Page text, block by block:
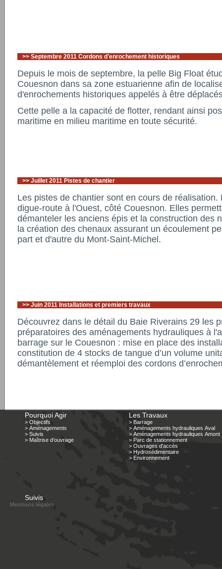
>> Septembre 2011 Cordons d'enrochement historiques
Depuis le mois de septembre, la pelle Big Float
Couesnon dans sa zone estuarienne afin de
d'enrochements historiques appelés à être
Cette pelle a la capacité de flotter, rendant ainsi
maritime en milieu maritime en toute sécurité.
>> Juillet 2011 Pistes de chantier
Les pistes de chantier sont en cours de réalisation.
digue-route à l'Ouest, côté Couesnon. Elles
démanteler les anciens épis et la construction des
la création des chenaux assurant un écoulement
part et d'autre du Mont-Saint-Michel.
>> Juin 2011 Installations et premiers travaux
Découvrez dans le détail du Baie Riverains 29 les
préparatoires des aménagements hydrauliques à
barrage sur le Couesnon : mise en place des
constitution de 4 stocks de tangue d’un volume
démantèlement et réemploi des cordons
Pourquoi Agir
> Objectifs
> Aménagements
> Suivis
> Maîtrise d’ouvrage
Les Travaux
> Barrage
> Aménagements hydrauliques Aval
> Aménagements hydrauliques Amont
> Parc de stationnement
> Ouvrages d'accès
> Hydrosédimentaire
> Environnement
Suivis
Mentions légales